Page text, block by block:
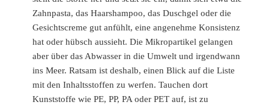
Zahnpasta, das Haarshampoo, das Duschgel oder die
Gesichtscreme gut anfühlt, eine angenehme Konsistenz
hat oder hübsch aussieht. Die Mikropartikel gelangen
aber über das Abwasser in die Umwelt und irgendwann
ins Meer. Ratsam ist deshalb, einen Blick auf die Liste
mit den Inhaltsstoffen zu werfen. Tauchen dort
Kunststoffe wie PE, PP, PA oder PET auf, ist zu